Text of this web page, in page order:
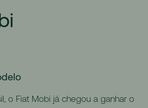
o Fiat Mobi já chegou a ganhar o